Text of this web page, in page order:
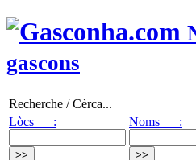
gascons
Recherche / Cèrca...
Lòcs :
Noms :